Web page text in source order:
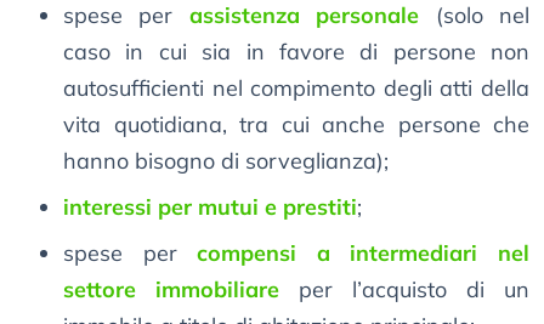
spese per assistenza personale (solo nel
caso in cui sia in favore di persone non
autosufficienti nel compimento degli atti della
vita quotidiana, tra cui anche persone che
hanno bisogno di sorveglianza);
interessi per mutui e prestiti;
spese percompensi a intermediari nel
settore immobiliare per l’acquisto di un